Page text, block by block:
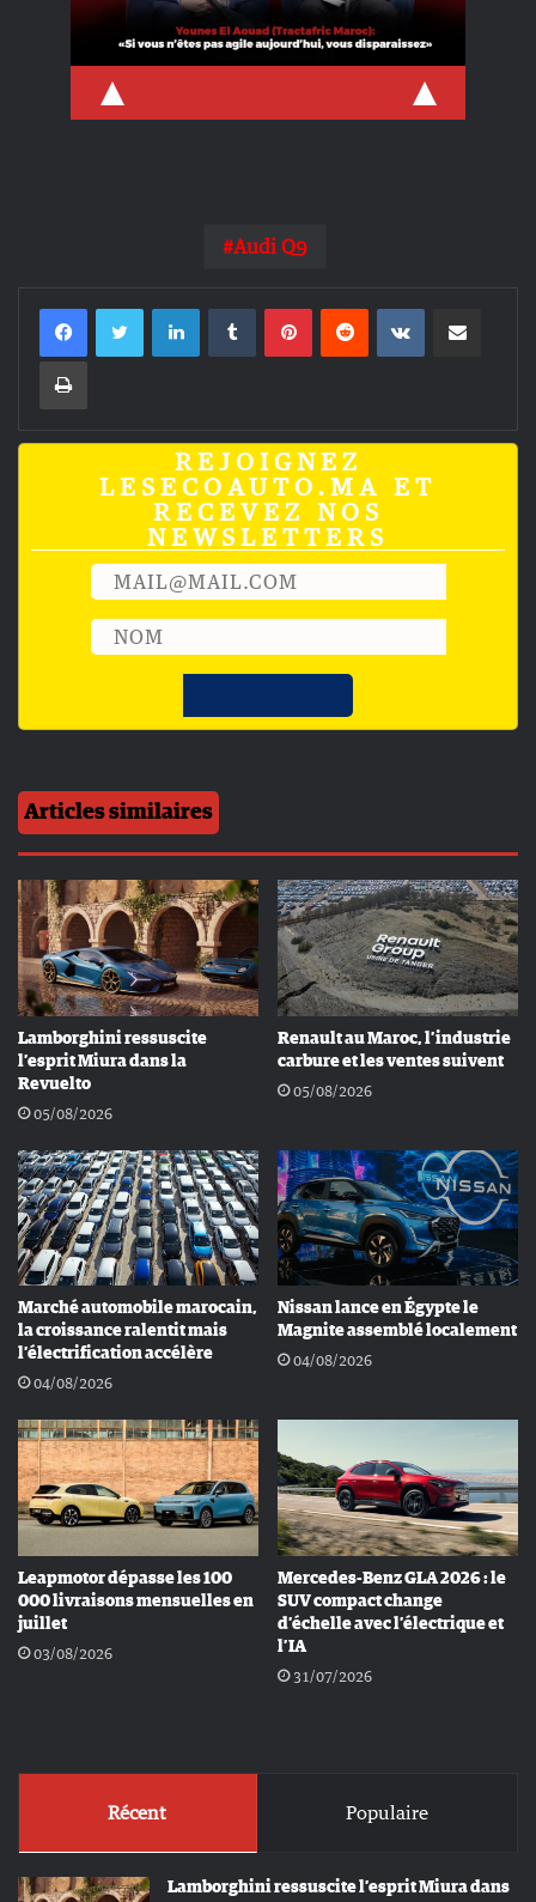
Audi Q9
LinkedinTumblrPinterestReddit VKontakte
Imprimer
REJOIGNEZ
LESECOAUTO.MA ET
RECEVEZ NOS
NEWSLETTERS
Articles similaires
Lamborghini ressuscite
l’esprit Miura dans la
Revuelto
05/08/2026
Renault au Maroc, l’industrie
carbure et les ventes suivent
05/08/2026
Marché automobile marocain,
la croissance ralentit mais
l’électrification accélère
04/08/2026
Nissan lance en Égypte le
Magnite assemblé localement
04/08/2026
Leapmotor dépasse les 100
000 livraisons mensuelles en
juillet
03/08/2026
Mercedes-Benz GLA 2026 : le
SUV compact change
d’échelle avec l’électrique et
l’IA
31/07/2026
Récent Populaire
Lamborghini ressuscite l’esprit Miura dans